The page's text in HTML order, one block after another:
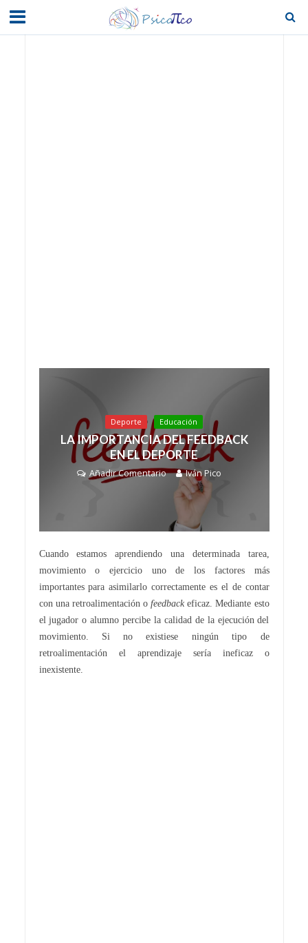
Deporte Educación
LA IMPORTANCIA DEL FEEDBACK
EN EL DEPORTE
Añadir Comentario Iván Pico
Cuando estamos aprendiendo una determinada tarea,
movimiento o ejercicio uno de los factores más
importantes para asimilarlo correctamente es el de contar
con una retroalimentación ofeedbackeficaz. Mediante esto
el jugador o alumno percibe la calidad de la ejecución del
movimiento. Si no existiese ningún tipo de
retroalimentación el aprendizaje sería ineficaz o
inexistente.